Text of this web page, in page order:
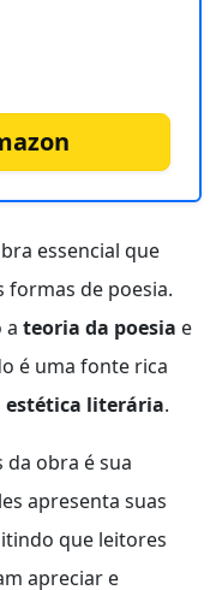
essencial que
formas de poesia.
a teoria da poesia e
é uma fonte rica
estética literária.
obra é sua
apresenta suas
que leitores
apreciar e